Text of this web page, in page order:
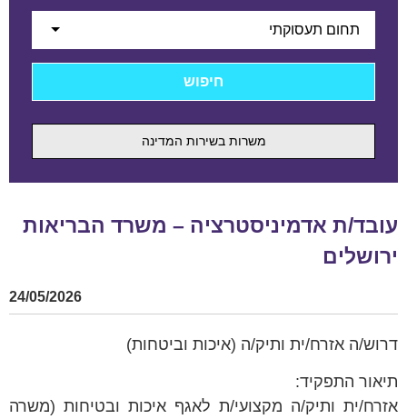
תחום תעסוקתי
משרות בשירות המדינה
עובד/ת אדמיניסטרציה – משרד הבריאות
ירושלים
24/05/2026
דרוש/ה אזרח/ית ותיק/ה (איכות וביטחות)
תיאור התפקיד:
אזרח/ית ותיק/ה מקצועי/ת לאגף איכות ובטיחות (משרה